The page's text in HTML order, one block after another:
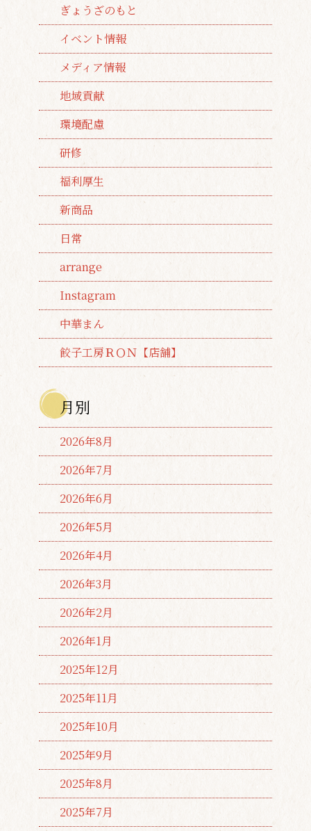
ぎょうざのもと
イベント情報
メディア情報
地域貢献
環境配慮
研修
福利厚生
新商品
日常
arrange
Instagram
中華まん
餃子工房ＲＯＮ【店舗】
月別
2026年8月
2026年7月
2026年6月
2026年5月
2026年4月
2026年3月
2026年2月
2026年1月
2025年12月
2025年11月
2025年10月
2025年9月
2025年8月
2025年7月